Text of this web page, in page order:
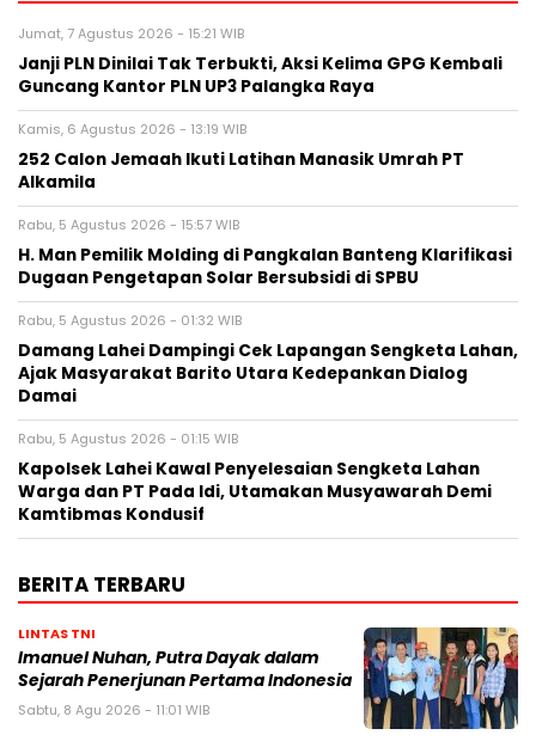
Jumat, 7 Agustus 2026 - 15:21 WIB
Janji PLN Dinilai Tak Terbukti, Aksi Kelima GPG Kembali
Guncang Kantor PLN UP3 Palangka Raya
Kamis, 6 Agustus 2026 - 13:19 WIB
252 Calon Jemaah Ikuti Latihan Manasik Umrah PT
Alkamila
Rabu, 5 Agustus 2026 - 15:57 WIB
H. Man Pemilik Molding di Pangkalan Banteng Klarifikasi
Dugaan Pengetapan Solar Bersubsidi di SPBU
Rabu, 5 Agustus 2026 - 01:32 WIB
Damang Lahei Dampingi Cek Lapangan Sengketa Lahan,
Ajak Masyarakat Barito Utara Kedepankan Dialog
Damai
Rabu, 5 Agustus 2026 - 01:15 WIB
Kapolsek Lahei Kawal Penyelesaian Sengketa Lahan
Warga dan PT Pada Idi, Utamakan Musyawarah Demi
Kamtibmas Kondusif
BERITA TERBARU
LINTAS TNI
Imanuel Nuhan, Putra Dayak dalam
Sejarah Penerjunan Pertama Indonesia
Sabtu, 8 Agu 2026 - 11:01 WIB